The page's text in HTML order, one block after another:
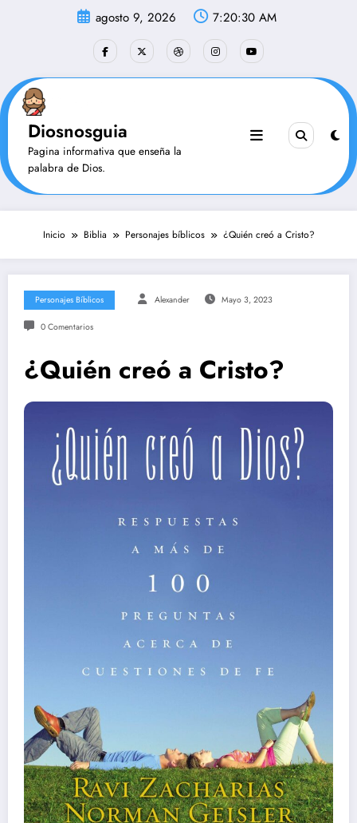
agosto 9, 2026 7:20:31 AM
Diosnosguia
Pagina informativa que enseña la
palabra de Dios.
Inicio Biblia Personajes bíblicos ¿Quién creó a Cristo?
Personajes Bíblicos Alexander Mayo 3, 2023
0 Comentarios
¿Quién creó a Cristo?